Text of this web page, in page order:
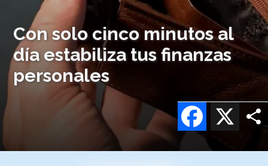
Con solo cinco minutos al
día estabiliza tus finanzas
personales
X
Facebook